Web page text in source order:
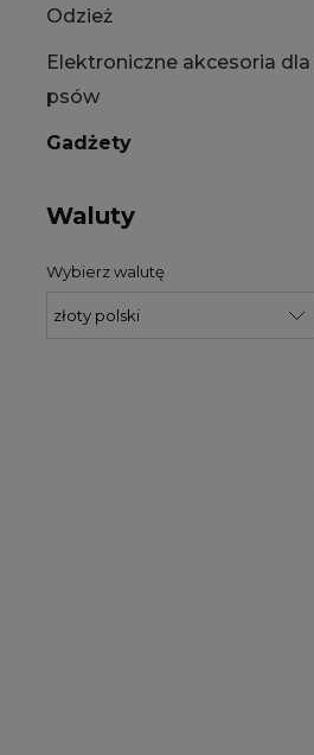
Odzież
Elektroniczne akcesoria dla
psów
Gadżety
Waluty
Wybierz walutę